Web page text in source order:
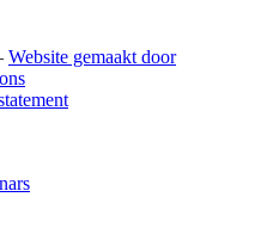
Website gemaakt door